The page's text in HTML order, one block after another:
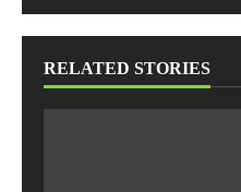
RELATED STORIES